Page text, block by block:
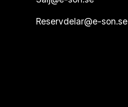
Reservdelar@e-son.se